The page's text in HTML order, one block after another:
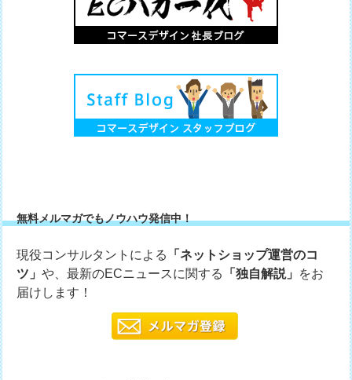
無料メルマガでもノウハウ発信中！
現役コンサルタントによる
「ネットショップ運営のコ
ツ」や、最新のECニュースに関する 「独自解説」 をお
届けします！